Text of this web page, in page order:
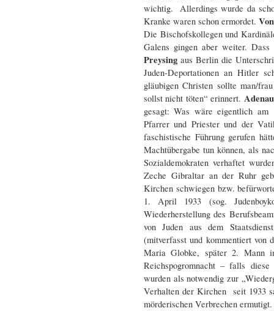
wichtig. Allerdings wurde da
Kranke waren schon ermordet.
Die Bischofskollegen und
Galens gingen aber weiter.
Preysing aus Berlin die
Juden-Deportationen an Hitler
gläubigen Christen sollte man/
sollst nicht töten“ erinnert.
gesagt: Was wäre eigentlich
Pfarrer und Priester und der
faschistische Führung gerufen
Machtübergabe tun können, als
Sozialdemokraten verhaftet
Zeche Gibraltar an der Ruhr
Kirchen schwiegen bzw.
1. April 1933 (sog.
Wiederherstellung des
von Juden aus dem
(mitverfasst und kommentiert von
Maria Globke, später 2. Mann
Reichspogromnacht – falls
wurden als notwendig zur
Verhalten der Kirchen seit 1933
mörderischen Verbrechen ermutigt.